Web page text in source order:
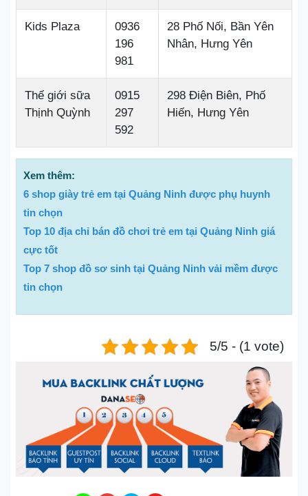
Kids Plaza
0936
196
981
28 Phố Nối, Bần Yên
Nhân, Hưng Yên
Thế giới sữa
Thịnh Quỳnh
0915
297
592
298 Điện Biên, Phố
Hiến, Hưng Yên
Xem thêm:
6 shop giày trẻ em tại Quảng Ninh được phụ huynh
tin chọn
Top 10 địa chỉ bán đồ chơi trẻ em tại Quảng Ninh giá
cực tốt
Top 7 shop đồ sơ sinh tại Quảng Ninh vải mềm được
tin chọn
5/5 - (1 vote)